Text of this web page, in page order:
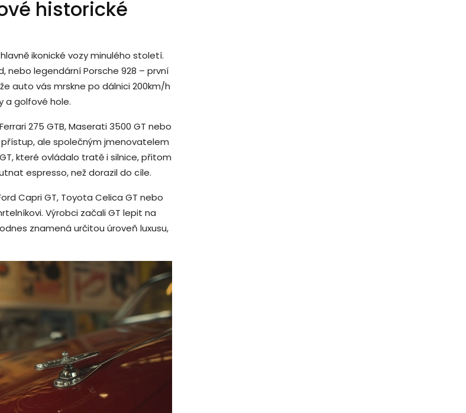
historické
ikonické vozy minulého století.
nebo legendární Porsche 928 – první
auto vás mrskne po dálnici 200km/h
a golfové hole.
275 GTB, Maserati 3500 GT nebo
přístup, ale společným jmenovatelem
které ovládalo tratě i silnice, přitom
espresso, než dorazil do cíle.
Capri GT, Toyota Celica GT nebo
Výrobci začali GT lepit na
znamená určitou úroveň luxusu,